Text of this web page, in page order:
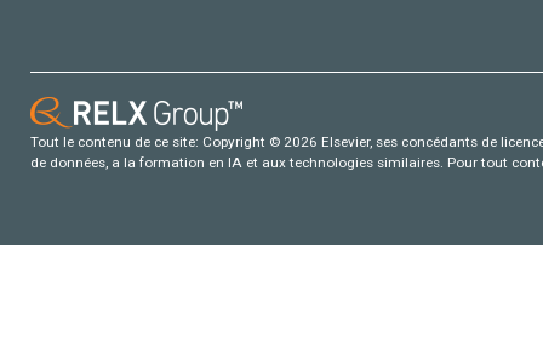
Tout le contenu de ce site: Copyright © 2026 Elsevier, ses concédants de
de données, a la formation en IA et aux technologies similaires. Pour tout